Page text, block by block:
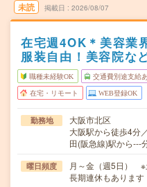
未読 掲載日 2026/08/07
在宅週4OK＊美容業
服装自由！美容院な
職種未経験OK 交通費別途支給
在宅・リモート WEB登録OK
勤務地
大阪市北区
大阪駅から徒歩4分
田(阪急線)駅から---
曜日頻度
月～金（週5日） ※
長期連休もあります